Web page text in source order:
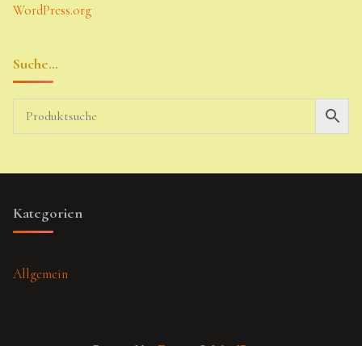
WordPress.org
Suche…
Kategorien
Allgemein